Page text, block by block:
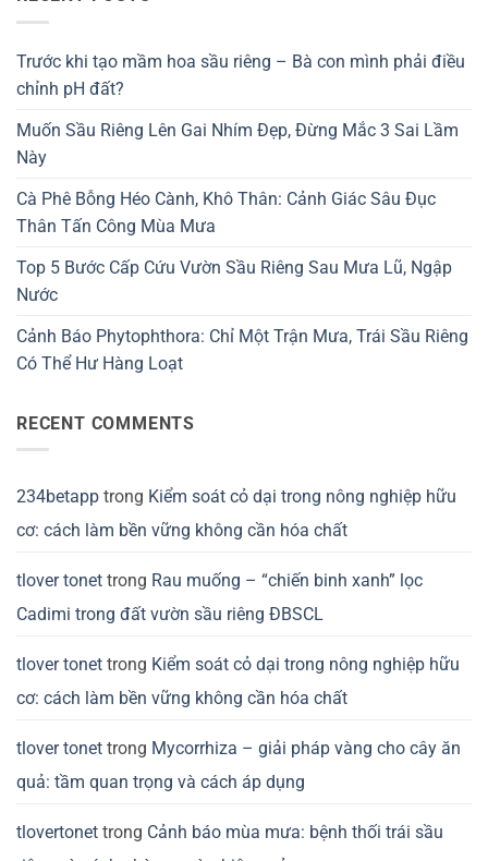
Trước khi tạo mầm hoa sầu riêng – Bà con mình phải điều
chỉnh pH đất?
Muốn Sầu Riêng Lên Gai Nhím Đẹp, Đừng Mắc 3 Sai Lầm
Này
Cà Phê Bỗng Héo Cành, Khô Thân: Cảnh Giác Sâu Đục
Thân Tấn Công Mùa Mưa
Top 5 Bước Cấp Cứu Vườn Sầu Riêng Sau Mưa Lũ, Ngập
Nước
Cảnh Báo Phytophthora: Chỉ Một Trận Mưa, Trái Sầu Riêng
Có Thể Hư Hàng Loạt
RECENT COMMENTS
234betapp trong Kiểm soát cỏ dại trong nông nghiệp hữu
cơ: cách làm bền vững không cần hóa chất
tlover tonet trong Rau muống – “chiến binh xanh” lọc
Cadimi trong đất vườn sầu riêng ĐBSCL
tlover tonet trong Kiểm soát cỏ dại trong nông nghiệp hữu
cơ: cách làm bền vững không cần hóa chất
tlover tonet trong Mycorrhiza – giải pháp vàng cho cây ăn
quả: tầm quan trọng và cách áp dụng
tlovertonet trong Cảnh báo mùa mưa: bệnh thối trái sầu